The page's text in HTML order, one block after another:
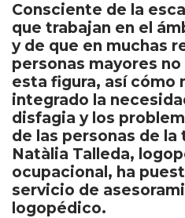
Consciente de la
que trabajan en el
y de que en muchas
personas mayores
esta figura, así cómo
integrado la
disfagia y los
de las personas de la
Natàlia Talleda,
ocupacional, ha
servicio de
logopédico.